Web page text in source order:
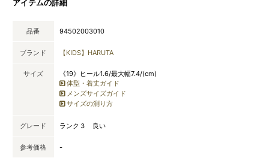
アイテムの詳細
品番 94502003010
ブランド 【KIDS】HARUTA
サイズ
《19》ヒール1.6/最大幅7.4/(cm)
体型・着丈ガイド
メンズサイズガイド
サイズの測り方
グレード ランク３ 良い
参考価格 -